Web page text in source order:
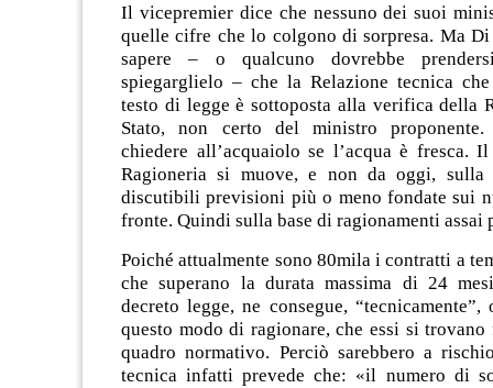
Il vicepremier dice che nessuno dei suoi
quelle cifre che lo colgono di sorpresa. Ma
sapere – o qualcuno dovrebbe
spiegarglielo – che la Relazione tecnica
testo di legge è sottoposta alla verifica della
Stato, non certo del ministro proponente.
chiedere all’acquaiolo se l’acqua è fresca.
Ragioneria si muove, e non da oggi, sulla
discutibili previsioni più o meno fondate sui
fronte. Quindi sulla base di ragionamenti assai
Poiché attualmente sono 80mila i contratti a
che superano la durata massima di 24
decreto legge, ne consegue, “tecnicamente”,
questo modo di ragionare, che essi si
quadro normativo. Perciò sarebbero a
tecnica infatti prevede che: «il numero di